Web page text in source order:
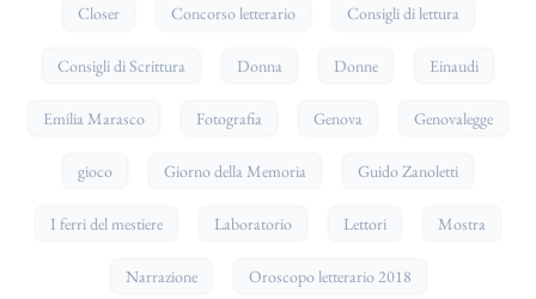
Closer Concorso letterario Consigli di lettura
Consigli di Scrittura Donna Donne Einaudi
Emilia Marasco Fotografia Genova Genovalegge
gioco Giorno della Memoria Guido Zanoletti
I ferri del mestiere Laboratorio Lettori Mostra
Narrazione Oroscopo letterario 2018